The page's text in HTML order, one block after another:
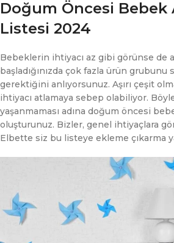
Doğum Öncesi Bebek
Listesi 2024
Bebeklerin ihtiyacı az gibi görünse de
başladığınızda çok fazla ürün grubunu
gerektiğini anlıyorsunuz. Aşırı çeşit
ihtiyacı atlamaya sebep olabiliyor.
yaşanmaması adına doğum öncesi
oluşturunuz. Bizler, genel ihtiyaçlara
Elbette siz bu listeye ekleme çıkarma